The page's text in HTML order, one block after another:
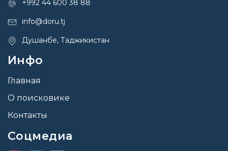
+992 44 600 38 88
info@doru.tj
Душанбе, Таджикистан
Инфо
Главная
О поисковике
Контакты
Соцмедиа